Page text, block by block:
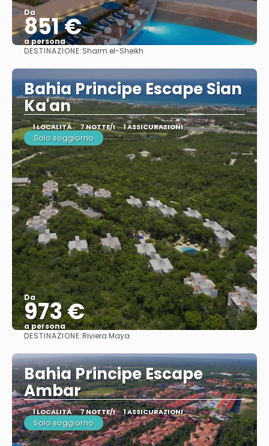
Da
851 €
a persona
Vedere
DESTINAZIONE:Sharm el-Sheikh
Bahia Principe Escape Sian
Ka'an
1 LOCALITÀ 7 NOTTE/I 1 ASSICURAZIONI
Solo soggiorno
Da
973 €
a persona
Vedere
DESTINAZIONE:Riviera Maya
Bahia Principe Escape
Ambar
1 LOCALITÀ 7 NOTTE/I 1 ASSICURAZIONI
Solo soggiorno